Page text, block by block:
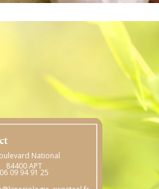
National
84400 APT
06 09 94 91 25